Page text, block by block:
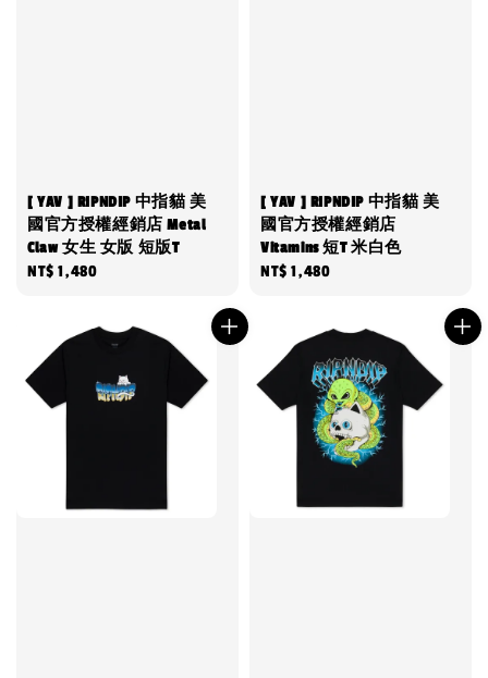
[ YAV ] RIPNDIP 中指貓 美
國官方授權經銷店 Metal
Claw 女生 女版 短版T
Regular
NT$ 1,480
[ YAV ] RIPNDIP 中指貓 美
國官方授權經銷店
Vitamins 短T 米白色
Regular
NT$ 1,480